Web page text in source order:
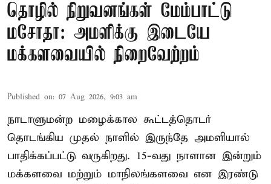
தொழில் நிறுவனங்கள் மேம்பாட்டு
மசோதா: அமளிக்கு இடையே
மக்களவையில் நிறைவேற்றம்
Published on: 07 Aug 2026, 9:03 am
நாடாளுமன்ற மழைக்கால கூட்டத்தொடர்
தொடங்கிய முதல் நாளில் இருந்தே அமளியால்
பாதிக்கப்பட்டு வருகிறது. 15-வது நாளான இன்றும்
மக்களவை மற்றும் மாநிலங்களவை என இரண்டு